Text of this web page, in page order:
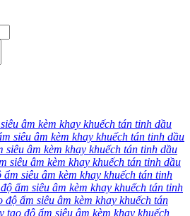
âm kèm khay khuếch tán tinh dầu
siêu âm kèm khay khuếch tán tinh dầu
siêu âm kèm khay khuếch tán tinh dầu
siêu âm kèm khay khuếch tán tinh dầu
ẩm siêu âm kèm khay khuếch tán tinh
ẩm siêu âm kèm khay khuếch tán tinh
độ ẩm siêu âm kèm khay khuếch tán
tạo độ ẩm siêu âm kèm khay khuếch